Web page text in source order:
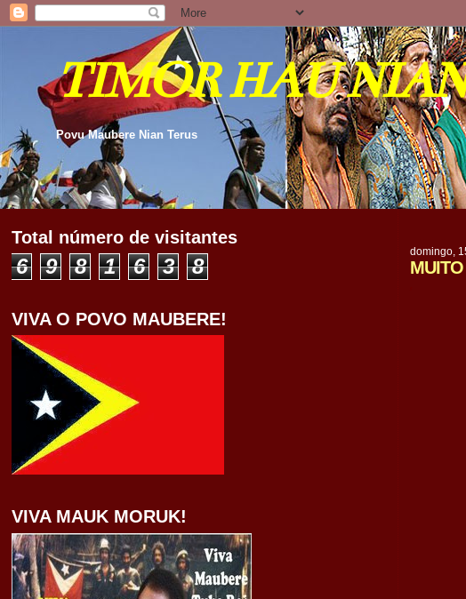
TIMOR HAU
Povu Maubere Nian Terus
domingo,
Total número de visitantes
6 9 8 1 6 3 8
VIVA O POVO MAUBERE!
VIVA MAUK MORUK!